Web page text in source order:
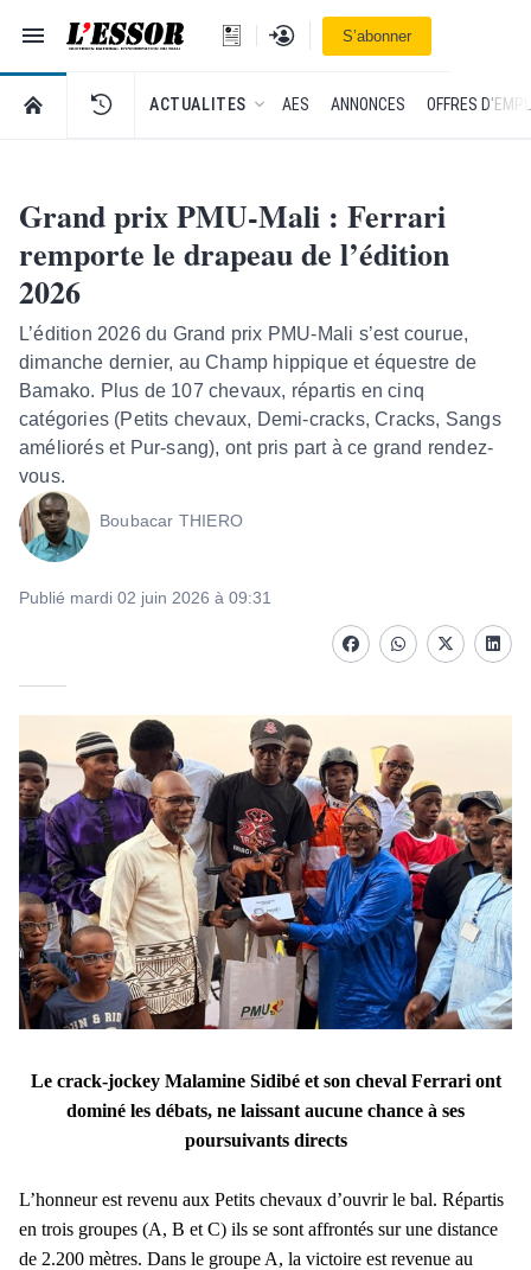
Navigation
L'Essor - retour à la une
Se connecterS’abonner
RETOUR À LA PAGE D’ACCUEIL DE L'ESSOR
ACTUALITES AES ANNONCES OFFRES
Grand prix PMU-Mali : Ferrari
remporte le drapeau de l’édition
2026
L’édition 2026 du Grand prix PMU-Mali s’est courue,
dimanche dernier, au Champ hippique et équestre de
Bamako. Plus de 107 chevaux, répartis en cinq
catégories (Petits chevaux, Demi-cracks, Cracks, Sangs
améliorés et Pur-sang), ont pris part à ce grand rendez-
vous.
Boubacar THIERO
Publié mardi 02 juin 2026 à 09:31
FacebookwhatsappTwitter
Le crack-jockey Malamine Sidibé et son cheval Ferrari ont
dominé les débats, ne laissant aucune chance à ses
poursuivants directs
L’honneur est revenu aux Petits chevaux d’ouvrir le bal. Répartis
en trois groupes (A, B et C) ils se sont affrontés sur une distance
de 2.200 mètres. Dans le groupe A, la victoire est revenue au